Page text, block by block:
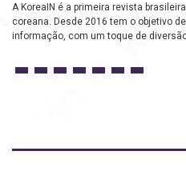
A KoreaIN é a primeira revista
coreana. Desde 2016 tem o objetivo
informação, com um toque de